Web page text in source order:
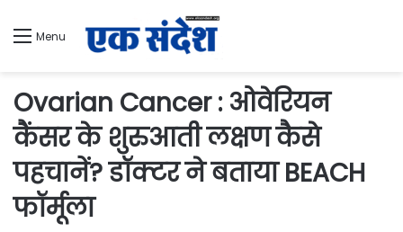
Menu
Ovarian Cancer : ओवेरियन
कैंसर के शुरुआती लक्षण कैसे
पहचानें? डॉक्टर ने बताया BEACH
फॉर्मूला